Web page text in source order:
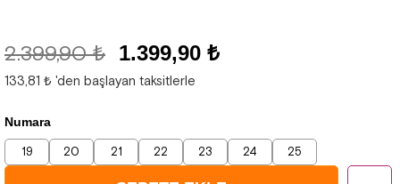
2.399,90 ₺ 1.399,90 ₺
133,81 ₺ 'den başlayan taksitlerle
Numara
19 20 21 22 23 24 25